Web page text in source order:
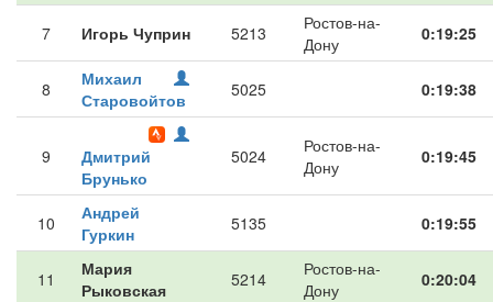
7 Игорь Чуприн 5213
Ростов-на-
Дону
0:19:25
8
Михаил
Старовойтов
5025 0:19:38
9
Дмитрий
Брунько
5024
Ростов-на-
Дону
0:19:45
10
Андрей
Гуркин
5135 0:19:55
11
Мария
Рыковская
5214
Ростов-на-
Дону
0:20:04